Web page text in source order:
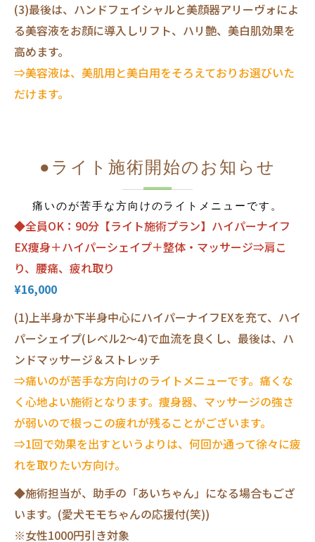
(3)最後は、ハンドフェイシャルと美顔器アリーヴォによ
る美容液をお顔に導入しリフト、ハリ艶、美白肌効果を
高めます。
⇒美容液は、美肌用と美白用をそろえておりお選びいた
だけます。
●ライト施術開始のお知らせ
痛いのが苦手な方向けのライトメニューです。
◆全員OK：90分【ライト施術プラン】ハイパーナイフ
EX痩身＋ハイパーシェイプ＋整体・マッサージ⇒肩こ
り、腰痛、疲れ取り
¥16,000
(1)上半身か下半身中心にハイパーナイフEXを充て、ハイ
パーシェイプ(レベル2～4)で血流を良くし、最後は、ハ
ンドマッサージ＆ストレッチ
⇒痛いのが苦手な方向けのライトメニューです。痛くな
く心地よい施術となります。痩身器、マッサージの強さ
が弱いので根っこの疲れが残ることがございます。
⇒1回で効果を出すというよりは、何回か通って徐々に疲
れを取りたい方向け。
◆施術担当が、助手の「あいちゃん」になる場合もござ
います。(愛犬モモちゃんの応援付(笑))
※女性1000円引き対象